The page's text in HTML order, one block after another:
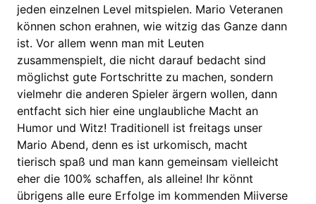
jeden einzelnen Level mitspielen. Mario Veteranen
können schon erahnen, wie witzig das Ganze dann
ist. Vor allem wenn man mit Leuten
zusammenspielt, die nicht darauf bedacht sind
möglichst gute Fortschritte zu machen, sondern
vielmehr die anderen Spieler ärgern wollen, dann
entfacht sich hier eine unglaubliche Macht an
Humor und Witz! Traditionell ist freitags unser
Mario Abend, denn es ist urkomisch, macht
tierisch spaß und man kann gemeinsam vielleicht
eher die 100% schaffen, als alleine! Ihr könnt
übrigens alle eure Erfolge im kommenden Miiverse